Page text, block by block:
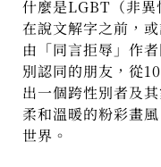
什麼是LGBT（非異
在說文解字之前，
由「同言拒辱」作
別認同的朋友，從
出一個跨性別者及
柔和溫暖的粉彩畫
世界。